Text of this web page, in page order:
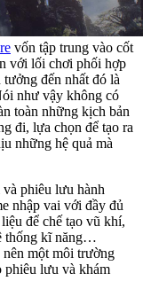
vốn tập trung vào cốt
với lối chơi phối hợp
đến nhất đó là
như vậy không có
toàn những kịch bản
đi, lựa chọn để tạo ra
những hệ quả mà
phiêu lưu hành
nhập vai với đầy đủ
để chế tạo vũ khí,
thống kĩ năng…
một môi trường
phiêu lưu và khám